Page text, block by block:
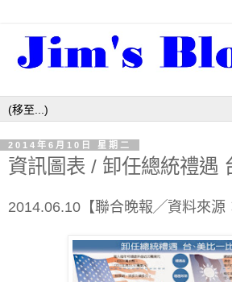
2014年6月10日 星期二
資訊圖表 / 卸任總統禮遇
2014.06.10【聯合晚報╱資料來源